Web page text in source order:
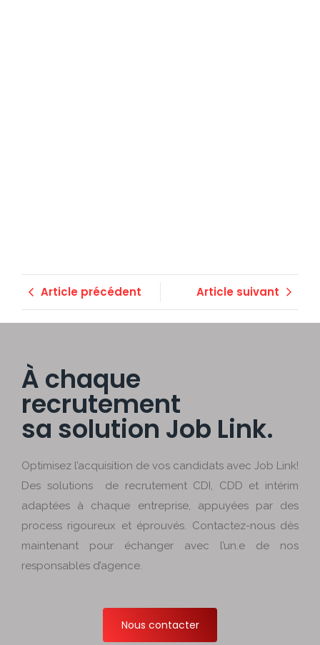
Article précédent Article suivant
À chaque
recrutement
sa solution Job Link.
Optimisez l’acquisition de vos candidats avec Job Link!
Des solutions de recrutement CDI, CDD et intérim
adaptées à chaque entreprise, appuyées par des
process rigoureux et éprouvés. Contactez-nous dès
maintenant pour échanger avec l’un.e de nos
responsables d’agence.
Nous contacter